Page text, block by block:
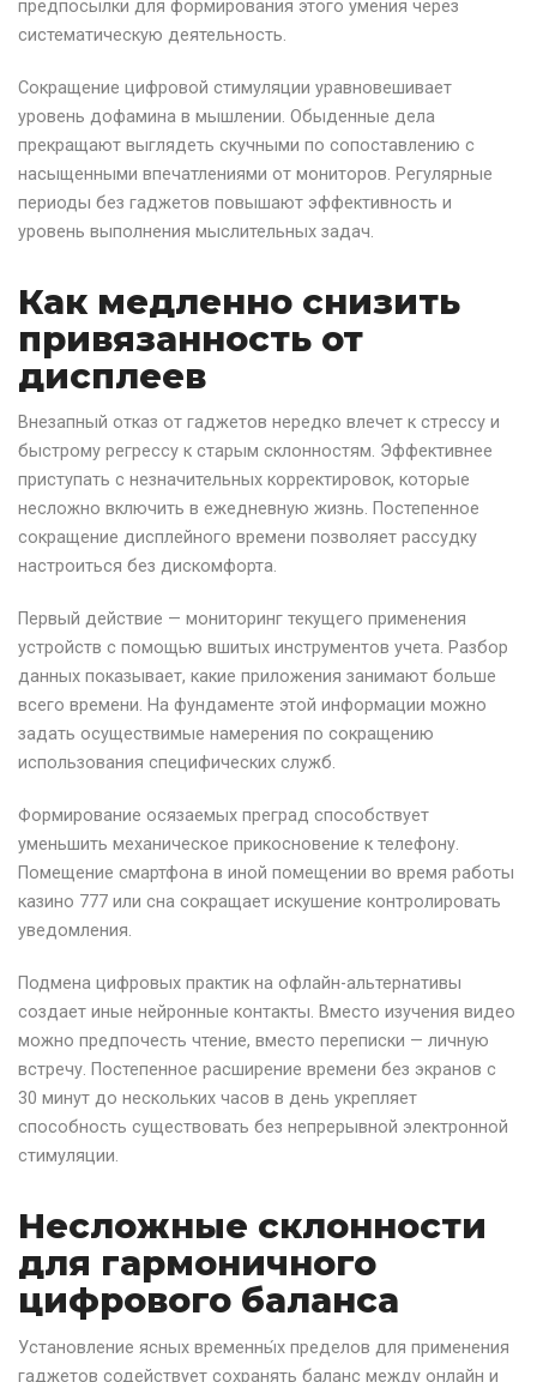
предпосылки для формирования этого умения через
систематическую деятельность.
Сокращение цифровой стимуляции уравновешивает
уровень дофамина в мышлении. Обыденные дела
прекращают выглядеть скучными по сопоставлению с
насыщенными впечатлениями от мониторов. Регулярные
периоды без гаджетов повышают эффективность и
уровень выполнения мыслительных задач.
Как медленно снизить
привязанность от
дисплеев
Внезапный отказ от гаджетов нередко влечет к стрессу и
быстрому регрессу к старым склонностям. Эффективнее
приступать с незначительных корректировок, которые
несложно включить в ежедневную жизнь. Постепенное
сокращение дисплейного времени позволяет рассудку
настроиться без дискомфорта.
Первый действие — мониторинг текущего применения
устройств с помощью вшитых инструментов учета. Разбор
данных показывает, какие приложения занимают больше
всего времени. На фундаменте этой информации можно
задать осуществимые намерения по сокращению
использования специфических служб.
Формирование осязаемых преград способствует
уменьшить механическое прикосновение к телефону.
Помещение смартфона в иной помещении во время работы
казино 777 или сна сокращает искушение контролировать
уведомления.
Подмена цифровых практик на офлайн-альтернативы
создает иные нейронные контакты. Вместо изучения видео
можно предпочесть чтение, вместо переписки — личную
встречу. Постепенное расширение времени без экранов с
30 минут до нескольких часов в день укрепляет
способность существовать без непрерывной электронной
стимуляции.
Несложные склонности
для гармоничного
цифрового баланса
Установление ясных временны́х пределов для применения
гаджетов содействует сохранять баланс между онлайн и